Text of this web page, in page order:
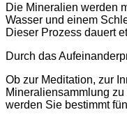
Die Mineralien werden
Wasser und einem
Dieser Prozess dauert
Durch das
Ob zur Meditation, zur
Mineraliensammlung
werden Sie bestimmt